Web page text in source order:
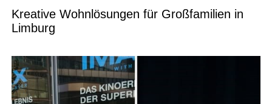
Kreative Wohnlösungen für Großfamilien in
Limburg